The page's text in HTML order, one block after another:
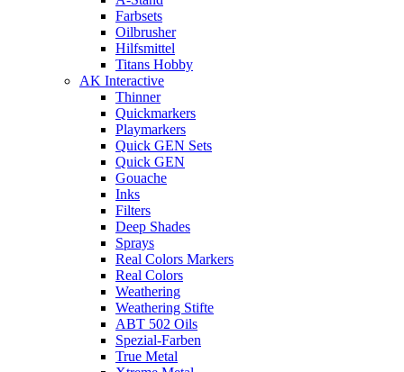
Farbsets
Oilbrusher
Hilfsmittel
Titans Hobby
AK Interactive
Thinner
Quickmarkers
Playmarkers
Quick GEN Sets
Quick GEN
Gouache
Inks
Filters
Deep Shades
Sprays
Real Colors Markers
Real Colors
Weathering
Weathering Stifte
ABT 502 Oils
Spezial-Farben
True Metal